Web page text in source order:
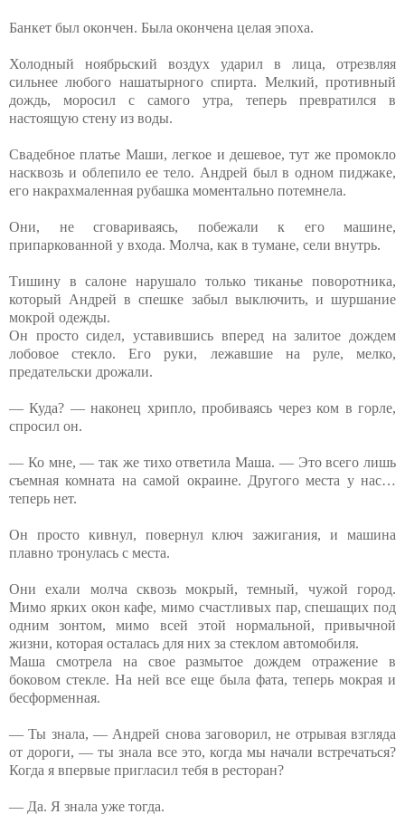
Банкет был окончен. Была окончена целая эпоха.
Холодный ноябрьский воздух ударил в лица, отрезвляя
сильнее любого нашатырного спирта. Мелкий, противный
дождь, моросил с самого утра, теперь превратился в
настоящую стену из воды.
Свадебное платье Маши, легкое и дешевое, тут же промокло
насквозь и облепило ее тело. Андрей был в одном пиджаке,
его накрахмаленная рубашка моментально потемнела.
Они, не сговариваясь, побежали к его машине,
припаркованной у входа. Молча, как в тумане, сели внутрь.
Тишину в салоне нарушало только тиканье поворотника,
который Андрей в спешке забыл выключить, и шуршание
мокрой одежды.
Он просто сидел, уставившись вперед на залитое дождем
лобовое стекло. Его руки, лежавшие на руле, мелко,
предательски дрожали.
— Куда? — наконец хрипло, пробиваясь через ком в горле,
спросил он.
— Ко мне, — так же тихо ответила Маша. — Это всего лишь
съемная комната на самой окраине. Другого места у нас…
теперь нет.
Он просто кивнул, повернул ключ зажигания, и машина
плавно тронулась с места.
Они ехали молча сквозь мокрый, темный, чужой город.
Мимо ярких окон кафе, мимо счастливых пар, спешащих под
одним зонтом, мимо всей этой нормальной, привычной
жизни, которая осталась для них за стеклом автомобиля.
Маша смотрела на свое размытое дождем отражение в
боковом стекле. На ней все еще была фата, теперь мокрая и
бесформенная.
— Ты знала, — Андрей снова заговорил, не отрывая взгляда
от дороги, — ты знала все это, когда мы начали встречаться?
Когда я впервые пригласил тебя в ресторан?
— Да. Я знала уже тогда.